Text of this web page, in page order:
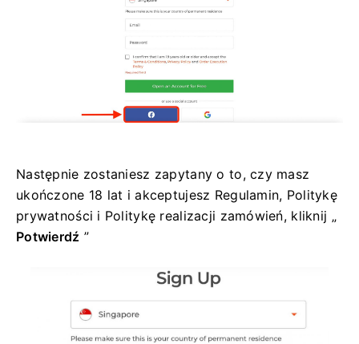
Następnie zostaniesz zapytany o to, czy masz
ukończone 18 lat i akceptujesz Regulamin, Politykę
prywatności i Politykę realizacji zamówień, kliknij „
Potwierdź ”